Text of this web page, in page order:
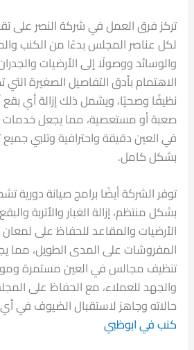
تركز فرق العمل في شركة النصر على
لكل عناصر المجلس بدءًا من الكنب
والوسائد ووصولًا إلى الأرضيات والجدران
الاهتمام بأدق التفاصيل الصغيرة
نظيفًا وصحيًا، ويشمل ذلك إزالة أي
صعبة أو مستعصية، مما يجعل
في العين دقيقة واحترافية وتلبي
بشكل كامل.
توفر الشركة أيضًا برامج صيانة دورية
بشكل منتظم، إزالة الغبار والأتربة
الأرضيات والمقاعد للحفاظ على
المفروشات على المدى الطويل،
تنظيف مجالس في العين مستمرة
والجهد للعملاء، مع الحفاظ على
حالاته وجاهز لاستقبال الضيوف في
كنب في ابوظبي